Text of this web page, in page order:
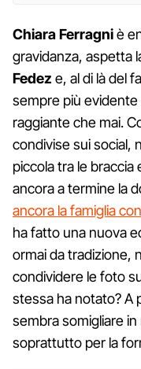
Chiara Ferragniè
gravidanza, aspetta
Fedez e, al di là del
sempre più
raggiante che mai.
condivise sui social,
piccola tra le
ancora a termine la
ancora la famiglia
ha fatto una nuova
ormai da tradizione,
condividere le foto
stessa ha notato? A
sembra somigliare
soprattutto per la